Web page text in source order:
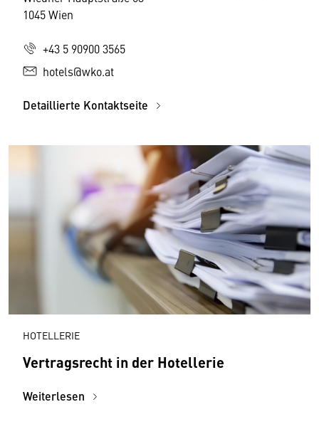
1045 Wien
+43 5 90900 3565
hotels@wko.at
Detaillierte Kontaktseite
HOTELLERIE
Vertragsrecht in der Hotellerie
Weiterlesen